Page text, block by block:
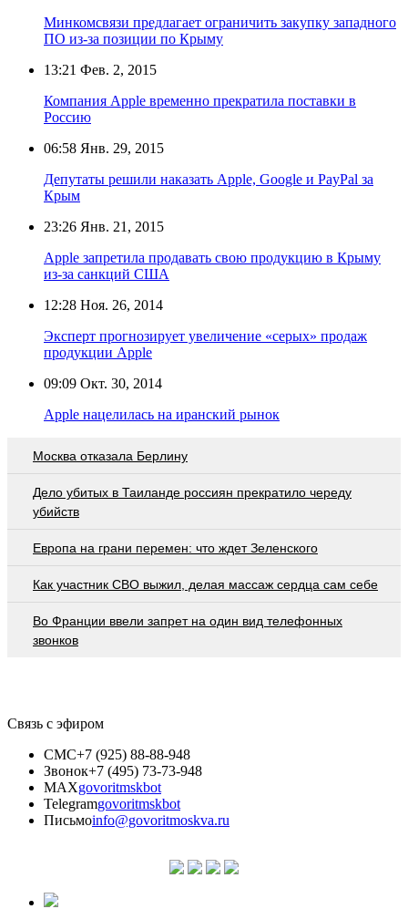
Минкомсвязи предлагает ограничить закупку западного
ПО из-за позиции по Крыму
13:21 Фев. 2, 2015
Компания Apple временно прекратила поставки в
Россию
06:58 Янв. 29, 2015
Депутаты решили наказать Apple, Google и PayPal за
Крым
23:26 Янв. 21, 2015
Apple запретила продавать свою продукцию в Крыму
из-за санкций США
12:28 Ноя. 26, 2014
Эксперт прогнозирует увеличение «серых» продаж
продукции Apple
09:09 Окт. 30, 2014
Apple нацелилась на иранский рынок
Москва отказала Берлину
Дело убитых в Таиланде россиян прекратило череду
убийств
Европа на грани перемен: что ждет Зеленского
Как участник СВО выжил, делая массаж сердца сам себе
Во Франции ввели запрет на один вид телефонных
звонков
Связь с эфиром
СМС+7 (925) 88-88-948
Звонок+7 (495) 73-73-948
MAXgovoritmskbot
Telegramgovoritmskbot
Письмоinfo@govoritmoskva.ru